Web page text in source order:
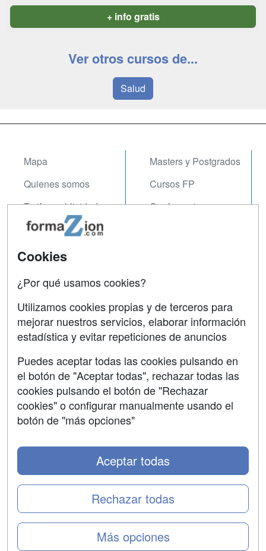
+ info gratis
Ver otros cursos de...
Salud
Mapa
Quienes somos
Tarifas publicidad
Acceso Usuarios
Acceso Centros
Masters y Postgrados
Cursos FP
Conferencias
Contactar
Confidencialidad
Aviso legal
Copyleft
Cookies
¿Por qué usamos cookies?
Utilizamos cookies propias y de terceros para
mejorar nuestros servicios, elaborar información
estadística y evitar repeticiones de anuncios
Puedes aceptar todas las cookies pulsando en
el botón de "Aceptar todas", rechazar todas las
cookies pulsando el botón de "Rechazar
cookies" o configurar manualmente usando el
botón de "más opciones"
Más opciones
Rechazar todas
Aceptar todas